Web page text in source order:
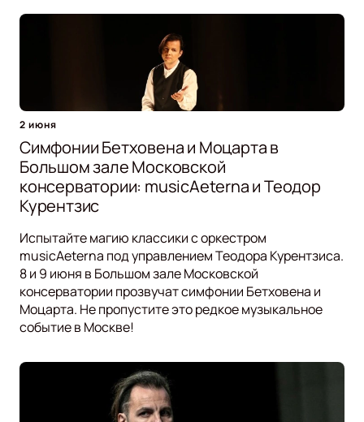
2 июня
Симфонии Бетховена и Моцарта в
Большом зале Московской
консерватории: musicAeterna и Теодор
Курентзис
Испытайте магию классики с оркестром
musicAeterna под управлением Теодора Курентзиса.
8 и 9 июня в Большом зале Московской
консерватории прозвучат симфонии Бетховена и
Моцарта. Не пропустите это редкое музыкальное
событие в Москве!